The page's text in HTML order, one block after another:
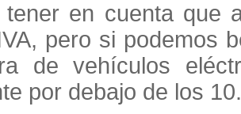
tener en cuenta que
pero si podemos
de vehículos
por debajo de los